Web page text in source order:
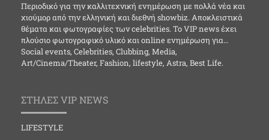
Περιοδικό για την καλλιτεχνική ενημέρωση με πολλά νέα και
χιούμορ από την ελληνική και διεθνή showbiz. Αποκλειστικά
θέματα και φωτογραφίες των celebrities. Το VIP news έχει
πλούσιο φωτογραφικό υλικό και online ενημέρωση για…
Social events, Celebrities, Clubbing, Media,
Art/Cinema/Theater, Fashion, lifestyle, Astra, Best Life.
ΣΤΗΛΕΣ VIP NEWS
LIFESTYLE